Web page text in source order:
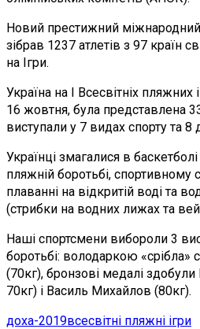
Новий престижний
зібрав 1237 атлетів з 97 країн
на Ігри.
Україна на І Всесвітніх
16 жовтня, була представлена
виступали у 7 видах спорту та 8
Українці змагалися в
пляжній боротьбі, спортивному
плаванні на відкритій воді та
(стрибки на водних лижах та
Наші спортсмени вибороли 3
боротьбі: володаркою «срібла»
(70кг), бронзові медалі здобули
70кг) і Василь Михайлов (80кг).
доха-2019всесвітні пляжні ігри